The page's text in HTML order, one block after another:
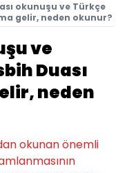
okunuşu ve Türkçe
gelir, neden okunur?
ve
Duası
neden
okunan önemli